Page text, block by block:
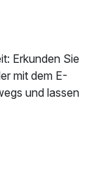
Erkunden Sie
mit dem E-
und lassen
LAN Nutzung /